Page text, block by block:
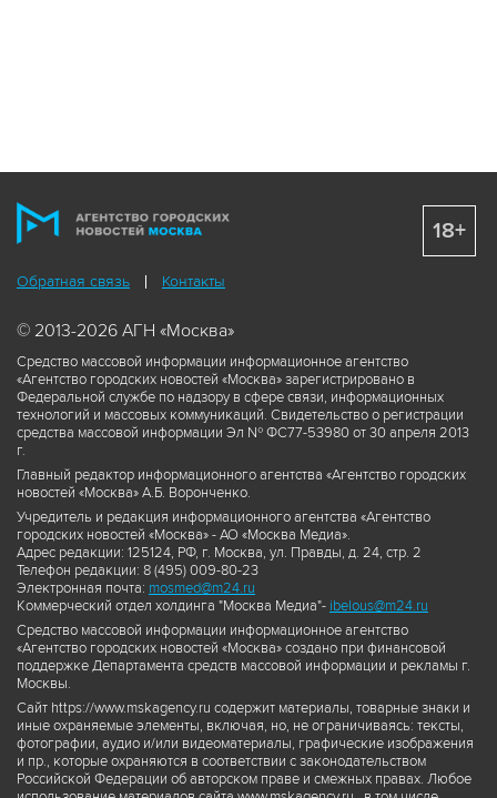
Обратная связь Контакты
© 2013-2026 АГН «Москва»
Средство массовой информации информационное агентство
«Агентство городских новостей «Москва» зарегистрировано в
Федеральной службе по надзору в сфере связи, информационных
технологий и массовых коммуникаций. Свидетельство о регистрации
средства массовой информации Эл № ФС77-53980 от 30 апреля 2013
г.
Главный редактор информационного агентства «Агентство городских
новостей «Москва» А.Б. Воронченко.
Учредитель и редакция информационного агентства «Агентство
городских новостей «Москва» - АО «Москва Медиа».
Адрес редакции: 125124, РФ, г. Москва, ул. Правды, д. 24, стр. 2
Телефон редакции: 8 (495) 009-80-23
Электронная почта: mosmed@m24.ru
Коммерческий отдел холдинга "Москва Медиа"- ibelous@m24.ru
Средство массовой информации информационное агентство
«Агентство городских новостей «Москва» создано при финансовой
поддержке Департамента средств массовой информации и рекламы г.
Москвы.
Сайт https://www.mskagency.ru содержит материалы, товарные знаки и
иные охраняемые элементы, включая, но, не ограничиваясь: тексты,
фотографии, аудио и/или видеоматериалы, графические изображения
и пр., которые охраняются в соответствии с законодательством
Российской Федерации об авторском праве и смежных правах. Любое
18+